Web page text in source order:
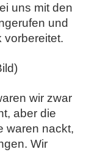
uns mit den
und
vorbereitet.
wir zwar
aber die
waren nackt,
Wir